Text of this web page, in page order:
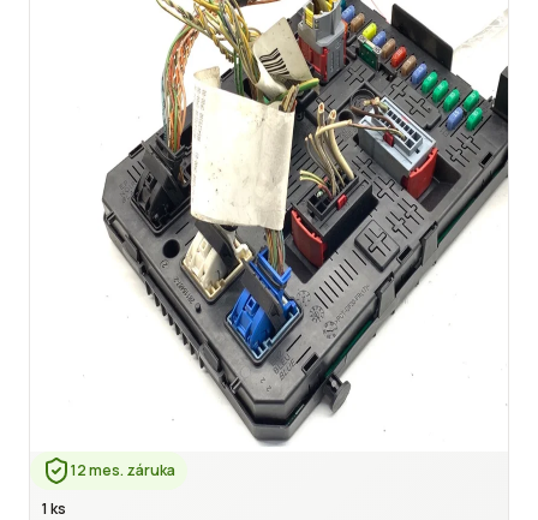
12 mes. záruka
1 ks